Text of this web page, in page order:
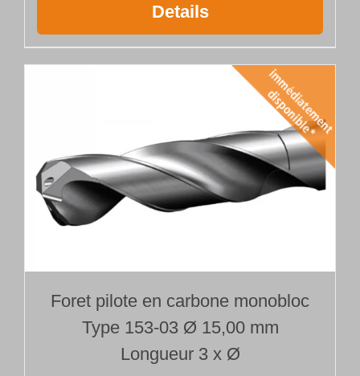
Details
Foret pilote en carbone monobloc
Type 153-03 Ø 15,00 mm
Longueur 3 x Ø